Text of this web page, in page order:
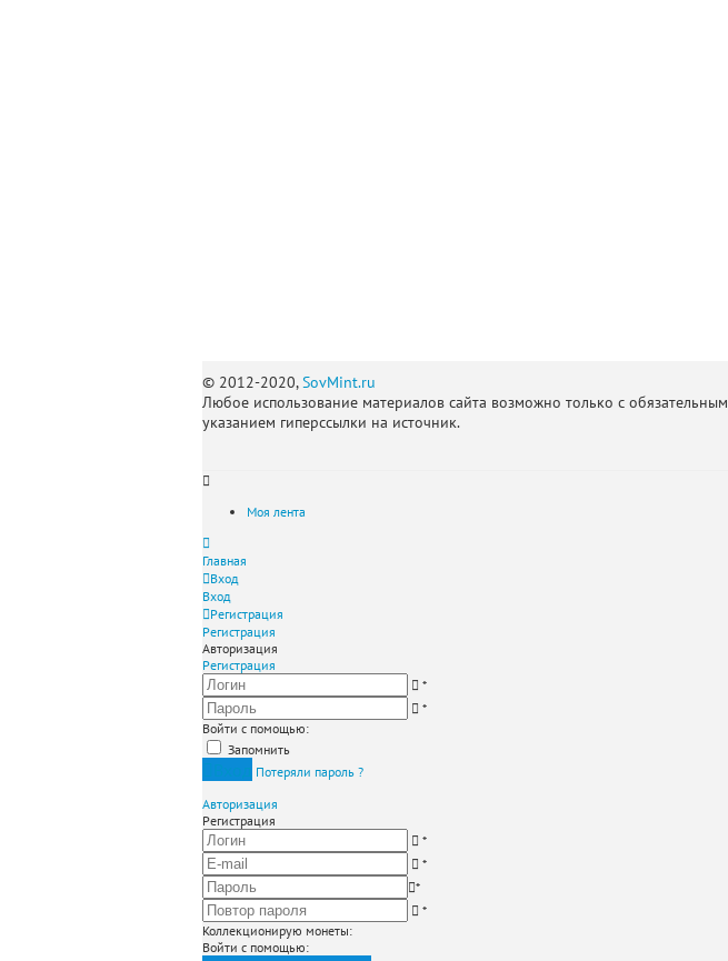
© 2012-2020,SovMint.ru
Любое использование материалов сайта возможно только с обязательным
указанием гиперссылки на источник.
Моя лента
Главная
Вход
Вход
Регистрация
Регистрация
Авторизация
Регистрация
*
*
Войти с помощью:
Запомнить
Потеряли пароль ?
Авторизация
Регистрация
*
*
*
*
Коллекционирую монеты:
Войти с помощью: